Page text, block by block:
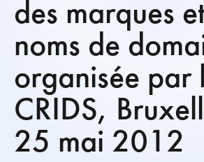
des marques
noms de
organisée par
CRIDS,
25 mai 2012